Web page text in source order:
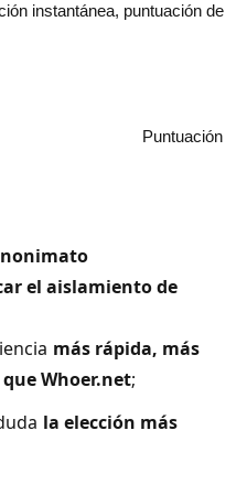
instantánea, puntuación de
Puntuación
el aislamiento de
más rápida, más
Whoer.net;
la elección más